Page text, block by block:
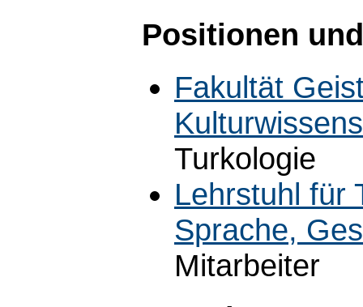
Positionen
Fakultät
Turkologie
Lehrstuhl für
Sprache,
Mitarbeiter